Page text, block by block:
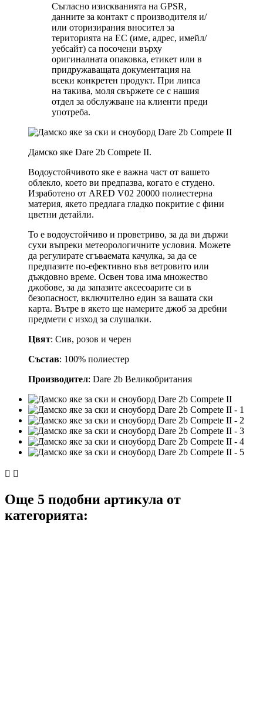
Съгласно изискванията на GPSR,
данните за контакт с производителя и/
или оторизирания вносител за
територията на ЕС (име, адрес, имейл/
уебсайт) са посочени върху
оригиналната опаковка, етикет или в
придружаващата документация на
всеки конкретен продукт. При липса
на такива, моля свържете се с нашия
отдел за обслужване на клиенти преди
употреба.
Дамско яке Dare 2b Compete II.
Водоустойчивото яке е важна част от вашето
облекло, което ви предпазва, когато е студено.
Изработено от ARED V02 20000 полиестерна
материя, якето предлага гладко покритие с фини
цветни детайли.
То е водоустойчиво и проветриво, за да ви държи
сухи въпреки метеорологичните условия. Можете
да регулирате сгъваемата качулка, за да се
предпазите по-ефективно във ветровито или
дъждовно време. Освен това има множество
джобове, за да запазите аксесоарите си в
безопасност, включително един за вашата ски
карта. Вътре в якето ще намерите джоб за дребни
предмети с изход за слушалки.
Цвят: Сив, розов и черен
Състав: 100% полиестер
Производител: Dare 2b Великобритания
 
Още 5 подобни артикула от
категорията: